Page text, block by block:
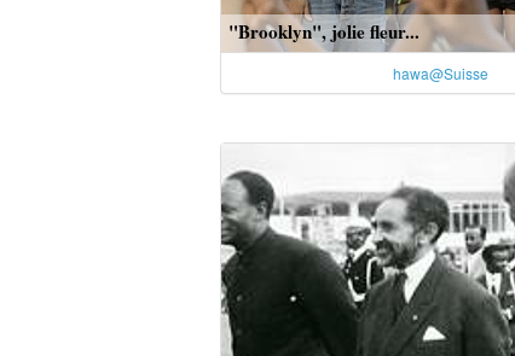
"Brooklyn", jolie fleur...
hawa@Suisse